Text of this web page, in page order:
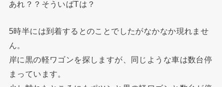
あれ？？そういばTは？
5時半には到着するとのことでしたがなかなか現れませ
ん。
岸に黒の軽ワゴンを探しますが、同じような車は数台停
まっています。